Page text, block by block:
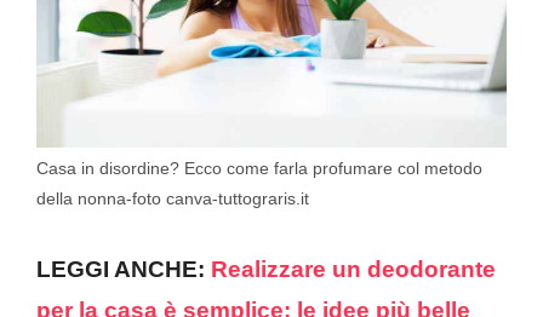
Casa in disordine? Ecco come farla profumare col metodo
della nonna-foto canva-tuttograris.it
LEGGI ANCHE: Realizzare un deodorante
per la casa è semplice: le idee più belle